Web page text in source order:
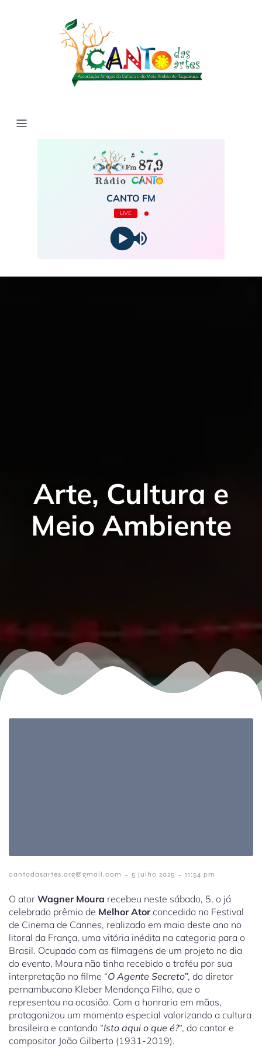
CANTO FM
LIVE
Arte, Cultura e
Meio Ambiente
cantodasartes.org@gmail.com - 5 julho 2025 - 11:54 pm
O ator Wagner Moura recebeu neste sábado, 5, o já
celebrado prêmio de Melhor Atorconcedido no Festival
de Cinema de Cannes, realizado em maio deste ano no
litoral da França, uma vitória inédita na categoria para o
Brasil. Ocupado com as filmagens de um projeto no dia
do evento, Moura não tinha recebido o troféu por sua
interpretação no filme “O Agente Secreto”, do diretor
pernambucano Kleber Mendonça Filho, que o
representou na ocasião. Com a honraria em mãos,
protagonizou um momento especial valorizando a cultura
brasileira e cantando “Isto aqui o que é?“, do cantor e
compositor João Gilberto (1931-2019).